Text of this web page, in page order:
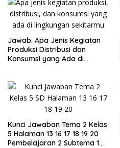
Jawab: Apa Jenis Kegiatan
Produksi Distribusi dan
Konsumsi yang Ada di
Kunci Jawaban Tema 2 Kelas
5 Halaman 13 16 17 18 19 20
Pembelajaran 2 Subtema 1